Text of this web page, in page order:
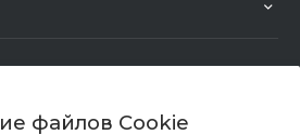
файлов Cookie